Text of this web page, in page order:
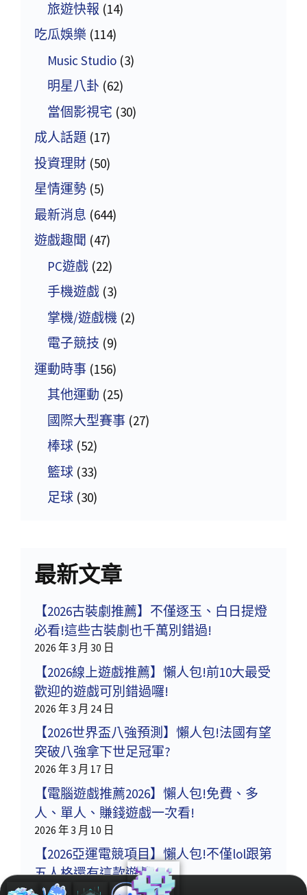
旅遊快報 (14)
吃瓜娛樂 (114)
Music Studio (3)
明星八卦 (62)
當個影視宅 (30)
成人話題 (17)
投資理財 (50)
星情運勢 (5)
最新消息 (644)
遊戲趣聞 (47)
PC遊戲 (22)
手機遊戲 (3)
掌機/遊戲機 (2)
電子競技 (9)
運動時事 (156)
其他運動 (25)
國際大型賽事 (27)
棒球 (52)
籃球 (33)
足球 (30)
最新文章
【2026古裝劇推薦】不僅逐玉、白日提燈
必看!這些古裝劇也千萬別錯過!
2026 年 3 月 30 日
【2026線上遊戲推薦】懶人包!前10大最受
歡迎的遊戲可別錯過囉!
2026 年 3 月 24 日
【2026世界盃八強預測】懶人包!法國有望
突破八強拿下世足冠軍?
2026 年 3 月 17 日
【電腦遊戲推薦2026】懶人包!免費、多
人、單人、賺錢遊戲一次看!
2026 年 3 月 10 日
【2026亞運電競項目】懶人包!不僅lol跟第
五人格還有這款遊戲!
2026 年 3 月 3 日